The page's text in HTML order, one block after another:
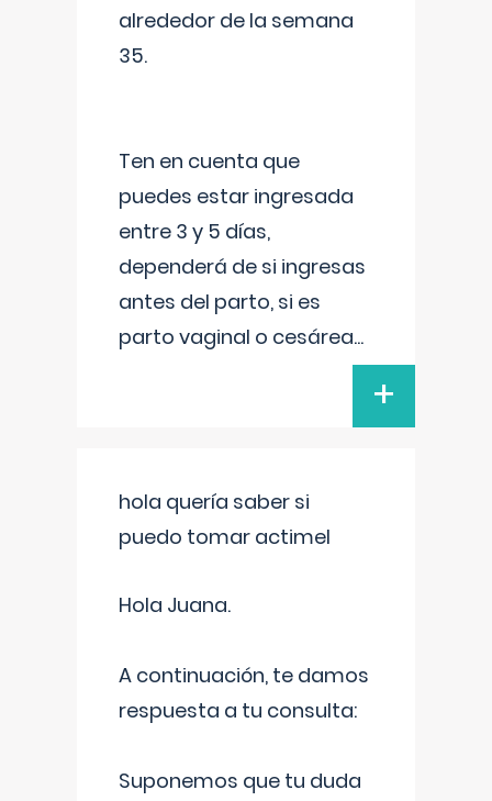
alrededor de la semana
35.
Ten en cuenta que
puedes estar ingresada
entre 3 y 5 días,
dependerá de si ingresas
antes del parto, si es
parto vaginal o cesárea...
+
hola quería saber si
puedo tomar actimel
Hola Juana.
A continuación, te damos
respuesta a tu consulta:
Suponemos que tu duda